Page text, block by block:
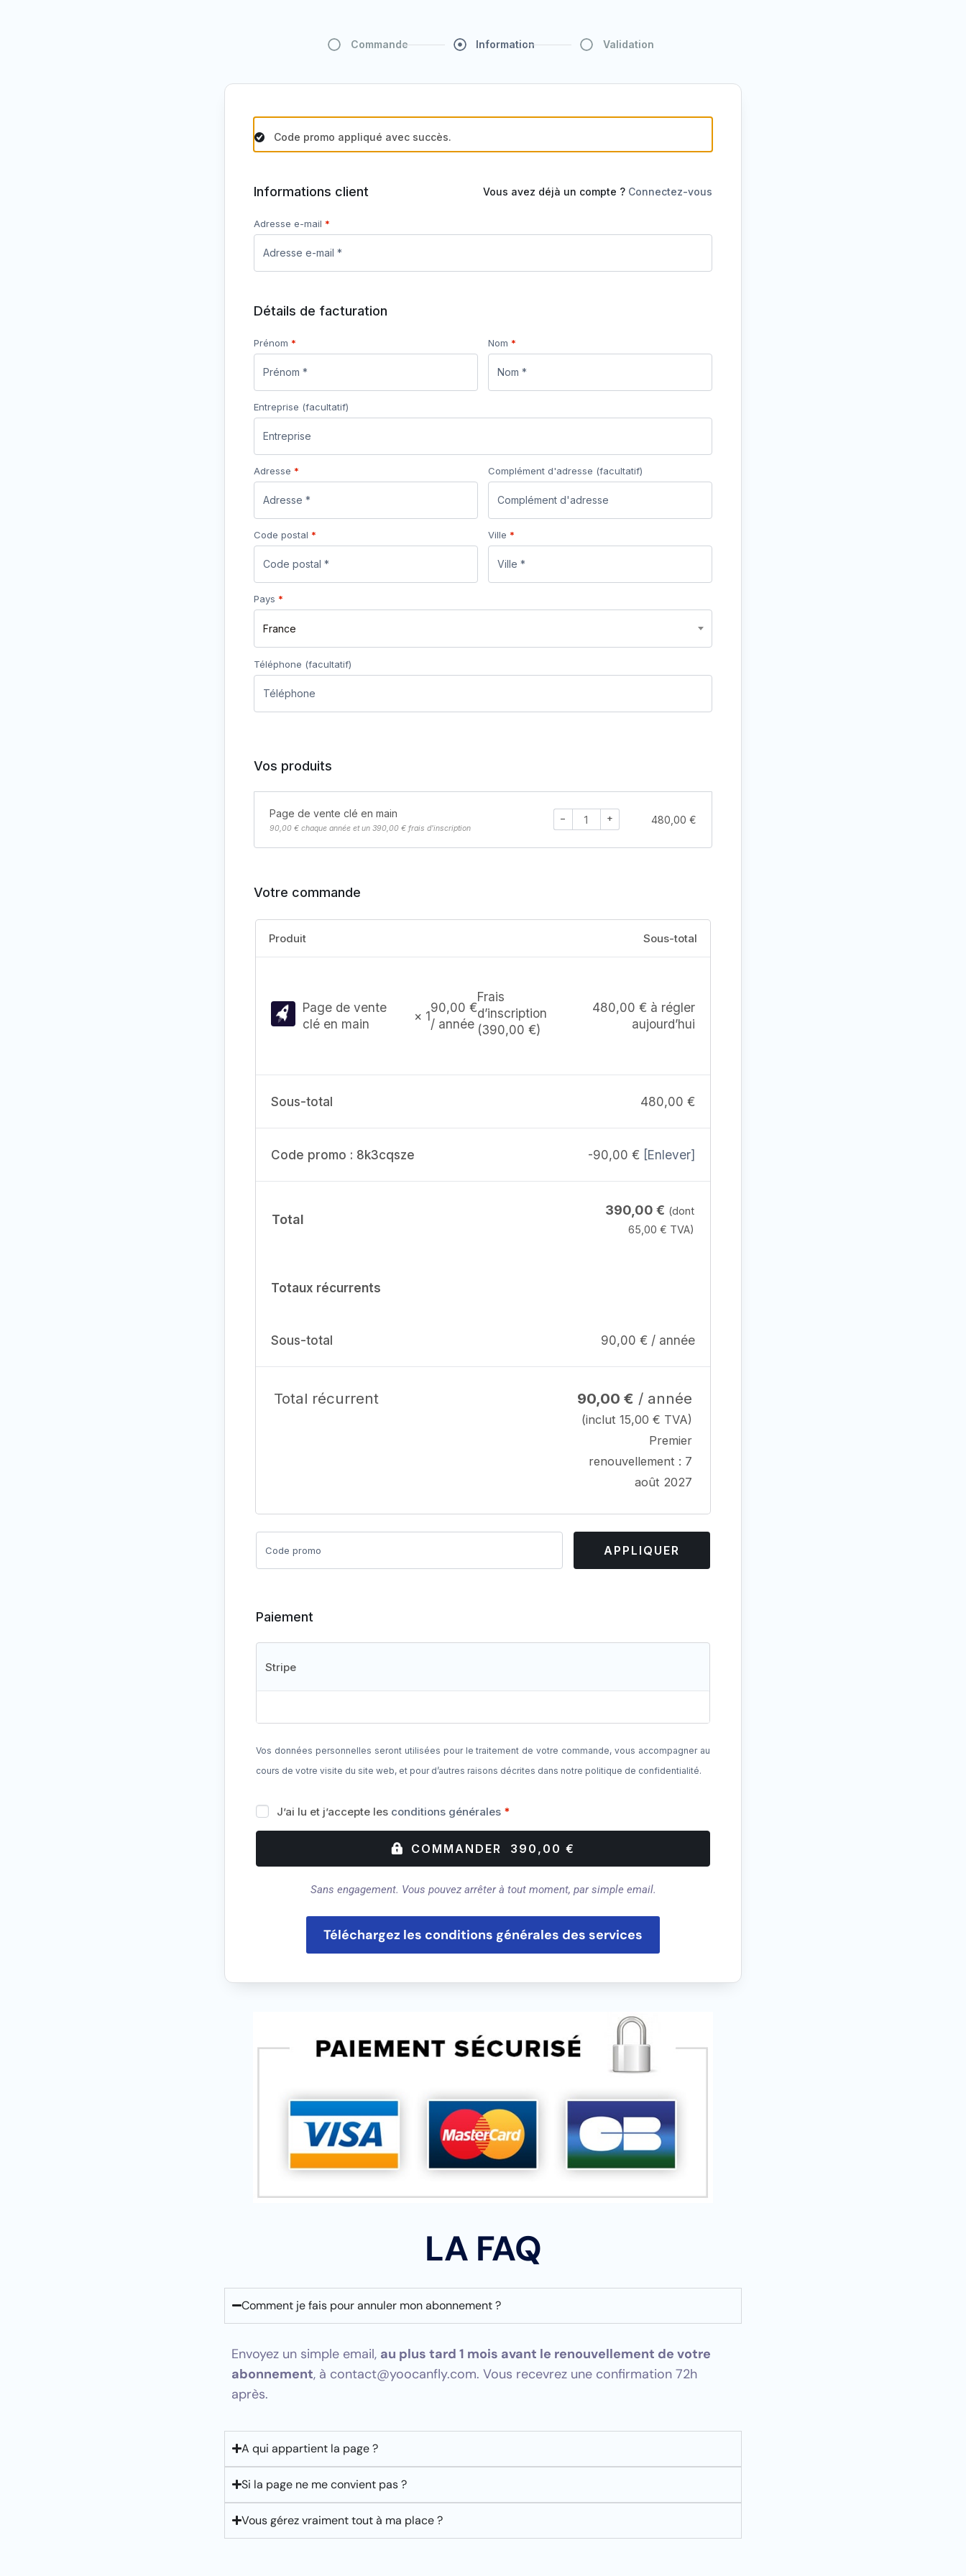
Commande Information Validation
Code promo appliqué avec succès.
Informations client Vous avez déjà un compte ? Connectez-vous
Adresse e-mail *
Détails de facturation
Prénom * Nom *
Entreprise (facultatif)
Adresse * Complément d'adresse (facultatif)
Code postal * Ville *
Pays *
France
Téléphone (facultatif)
Vos produits
Page de vente clé en main
90,00 €chaque annéeet un 390,00 €frais d'inscription
− + 480,00€
Votre commande
Produit Sous-total
Page de vente
clé en main
× 1
90,00 €
/ année
Frais
d’inscription
(390,00 €)
480,00€ à régler
aujourd’hui
Sous-total 480,00€
Code promo : 8k3cqsze -90,00€ [Enlever]
Total
390,00€ (dont
65,00€ TVA)
Totaux récurrents
Sous-total 90,00€ / année
Total récurrent 90,00€ / année
(inclut15,00€ TVA)
Premier
renouvellement : 7
août 2027
APPLIQUER
Paiement
Stripe
Vos données personnelles seront utilisées pour le traitement de votre commande, vous accompagner au
cours de votre visite du site web, et pour d’autres raisons décrites dans notre politique de confidentialité.
J’ai lu et j’accepte les conditions générales *
COMMANDER 390,00 €
Sans engagement. Vous pouvez arrêter à tout moment, par simple email.
Téléchargez les conditions générales des services
LA FAQ
Comment je fais pour annuler mon abonnement ?
Envoyez un simple email, au plus tard 1 mois avant le renouvellement de votre
abonnement, à contact@yoocanfly.com. Vous recevrez une confirmation 72h
après.
A qui appartient la page ?
Si la page ne me convient pas ?
Vous gérez vraiment tout à ma place ?